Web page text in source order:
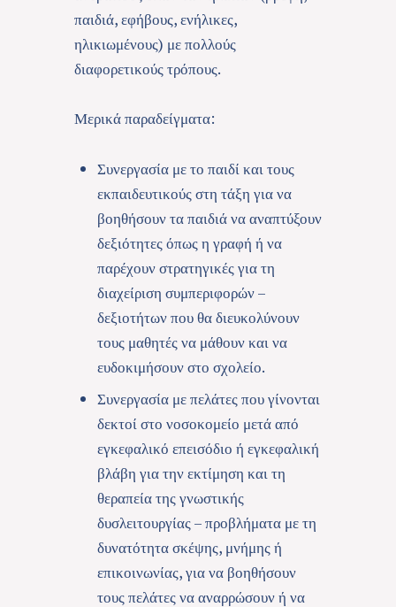
παιδιά, εφήβους, ενήλικες,
ηλικιωμένους) με πολλούς
διαφορετικούς τρόπους.
Μερικά παραδείγματα:
Συνεργασία με το παιδί και τους
εκπαιδευτικούς στη τάξη για να
βοηθήσουν τα παιδιά να αναπτύξουν
δεξιότητες όπως η γραφή ή να
παρέχουν στρατηγικές για τη
διαχείριση συμπεριφορών –
δεξιοτήτων που θα διευκολύνουν
τους μαθητές να μάθουν και να
ευδοκιμήσουν στο σχολείο.
Συνεργασία με πελάτες που γίνονται
δεκτοί στο νοσοκομείο μετά από
εγκεφαλικό επεισόδιο ή εγκεφαλική
βλάβη για την εκτίμηση και τη
θεραπεία της γνωστικής
δυσλειτουργίας – προβλήματα με τη
δυνατότητα σκέψης, μνήμης ή
επικοινωνίας, για να βοηθήσουν
τους πελάτες να αναρρώσουν ή να